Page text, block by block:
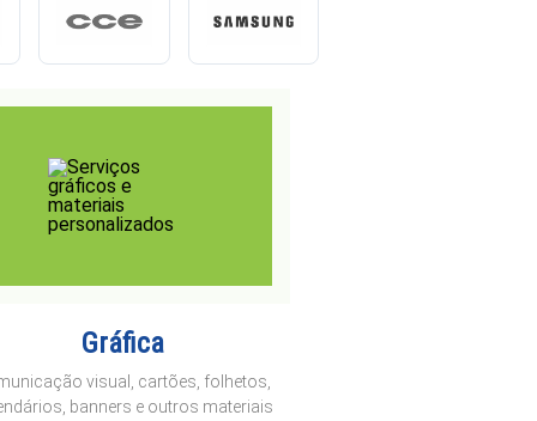
Gráfica
visual, cartões, folhetos,
banners e outros materiais